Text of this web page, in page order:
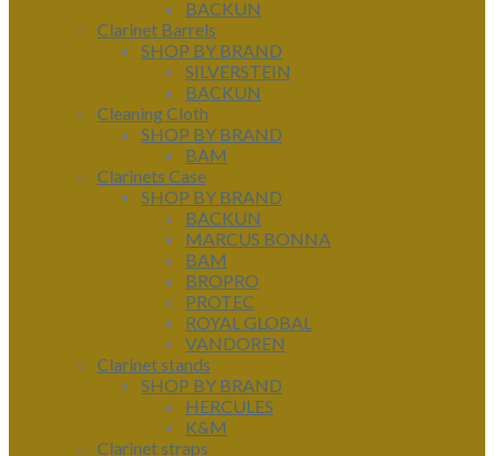
BACKUN
Clarinet Barrels
SHOP BY BRAND
SILVERSTEIN
BACKUN
Cleaning Cloth
SHOP BY BRAND
BAM
Clarinets Case
SHOP BY BRAND
BACKUN
MARCUS BONNA
BAM
BROPRO
PROTEC
ROYAL GLOBAL
VANDOREN
Clarinet stands
SHOP BY BRAND
HERCULES
K&M
Clarinet straps